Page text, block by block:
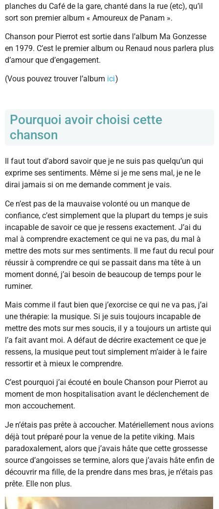
planches du Café de la gare, chanté dans la rue (etc), qu’il
sort son premier album « Amoureux de Panam ».
Chanson pour Pierrot est sortie dans l’album Ma Gonzesse
en 1979. C’est le premier album ou Renaud nous parlera plus
d’amour que d’engagement.
(Vous pouvez trouver l’album ici)
Pourquoi avoir choisi cette
chanson
Il faut tout d’abord savoir que je ne suis pas quelqu’un qui
exprime ses sentiments. Même si je me sens mal, je ne le
dirai jamais si on me demande comment je vais.
Ce n’est pas de la mauvaise volonté ou un manque de
confiance, c’est simplement que la plupart du temps je suis
incapable de savoir ce que je ressens exactement. J’ai du
mal à comprendre exactement ce qui ne va pas, du mal à
mettre des mots sur mes sentiments. Il me faut du recul pour
réussir à comprendre ce qui se passait dans ma tête à un
moment donné, j’ai besoin de beaucoup de temps pour le
ruminer.
Mais comme il faut bien que j’exorcise ce qui ne va pas, j’ai
une thérapie: la musique. Si je suis toujours incapable de
mettre des mots sur mes soucis, il y a toujours un artiste qui
l’a fait avant moi. A défaut de décrire exactement ce que je
ressens, la musique peut tout simplement m’aider à le faire
ressortir et à mieux le comprendre.
C’est pourquoi j’ai écouté en boule Chanson pour Pierrot au
moment de mon hospitalisation avant le déclenchement de
mon accouchement.
Je n’étais pas prête à accoucher. Matériellement nous avions
déjà tout préparé pour la venue de la petite viking. Mais
paradoxalement, alors que j’avais hâte que cette grossesse
source d’angoisses se termine, alors que j’avais hâte enfin de
découvrir ma fille, de la prendre dans mes bras, je n’étais pas
prête. Elle non plus.